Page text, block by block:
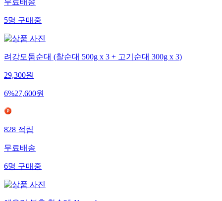
무료배송
5명구매중
려강모둠순대 (찰순대 500g x 3 + 고기순대 300g x 3)
29,300원
6%27,600원
828적립
무료배송
6명구매중